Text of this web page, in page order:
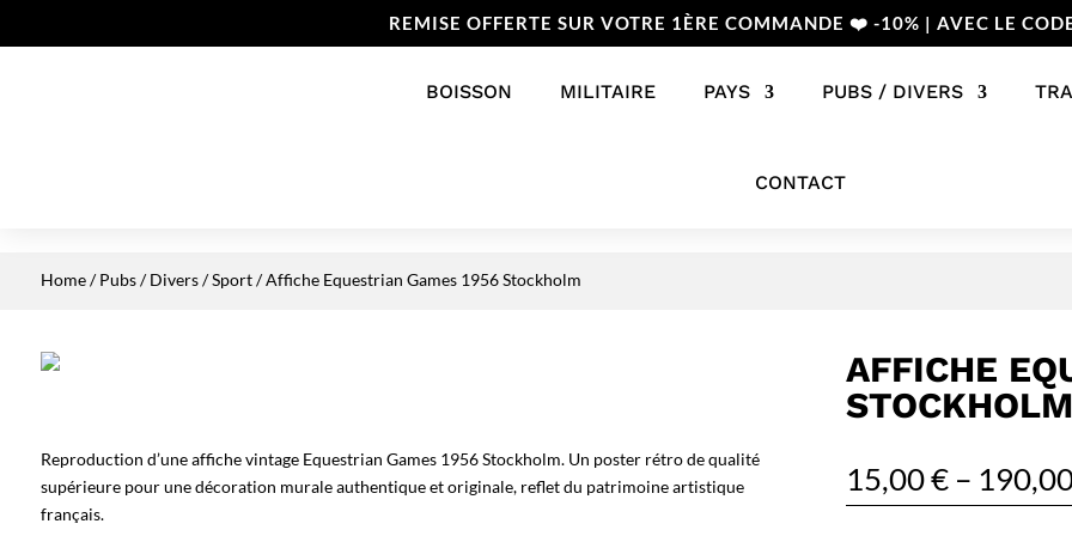
REMISE OFFERTE SUR VOTRE 1ÈRE COMMANDE ❤️ -10% | AVEC LE
BOISSON MILITAIRE PAYS PUBS / DIVERS
CONTACT
Home/Pubs / Divers/Sport/ Affiche Equestrian Games 1956 Stockholm
Reproduction d’une affiche vintage Equestrian Games 1956 Stockholm. Un poster rétro de qualité
supérieure pour une décoration murale authentique et originale, reflet du patrimoine artistique
français.
AFFICHE
STOCKHOLM
15,00€ –